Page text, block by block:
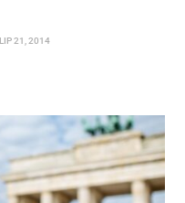
LIP 21, 2014